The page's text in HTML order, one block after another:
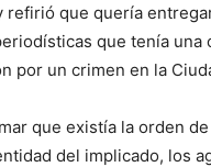
refirió que quería
que tenía una
por un crimen en la
que existía la orden
del implicado, los